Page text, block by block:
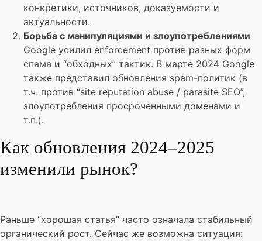
конкретики, источников, доказуемости и
актуальности.
Борьба с манипуляциями и злоупотреблениями
Google усилил enforcement против разных форм
спама и “обходных” тактик. В марте 2024 Google
также представил обновления spam-политик (в
т.ч. против “site reputation abuse / parasite SEO”,
злоупотребления просроченными доменами и
т.п.).
Как обновления 2024–2025
изменили рынок?
Раньше “хорошая статья” часто означала стабильный
органический рост. Сейчас же возможна ситуация: